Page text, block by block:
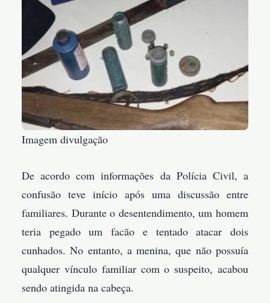
Imagem divulgação
De acordo com informações da Polícia Civil, a
confusão teve início após uma discussão entre
familiares. Durante o desentendimento, um homem
teria pegado um facão e tentado atacar dois
cunhados. No entanto, a menina, que não possuía
qualquer vínculo familiar com o suspeito, acabou
sendo atingida na cabeça.